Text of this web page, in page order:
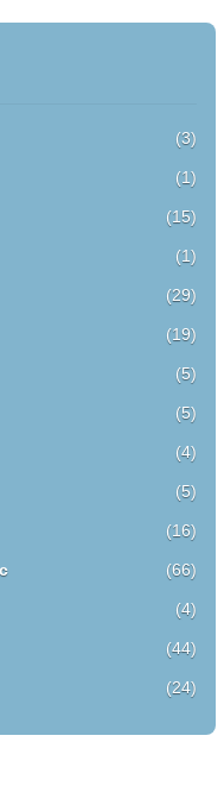
A
(3)
(1)
(15)
(1)
(29)
(19)
(5)
(5)
(4)
(5)
(16)
(66)
(4)
(44)
(24)